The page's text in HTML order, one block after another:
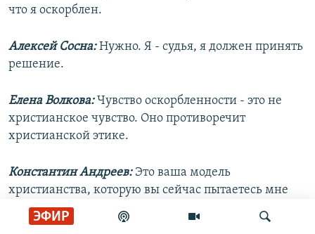
ЭФИР
что я оскорблен.
Алексей Сосна:Нужно. Я - судья, я должен принять
решение.
Елена Волкова:Чувство оскорбленности - это не
христианское чувство. Оно противоречит
христианской этике.
Константин Андреев:Это ваша модель
христианства, которую вы сейчас пытаетесь мне
навязать.